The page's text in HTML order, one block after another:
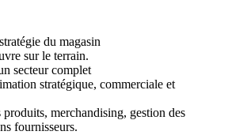
du magasin
sur le terrain.
secteur complet
stratégique, commerciale et
produits, merchandising, gestion des
fournisseurs.